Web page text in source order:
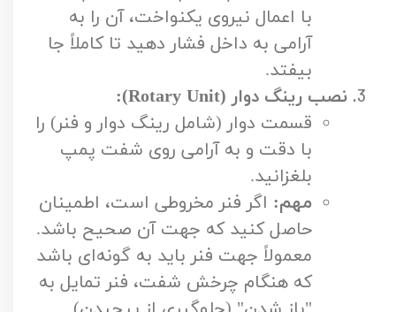
با اعمال نیروی یکنواخت، آن را به
آرامی به داخل فشار دهید تا کاملاً جا
بیفتد.
نصب رینگ دوار (Rotary Unit):
قسمت دوار (شامل رینگ دوار و فنر) را
با دقت و به آرامی روی شفت پمپ
بلغزانید.
مهم: اگر فنر مخروطی است، اطمینان
حاصل کنید که جهت آن صحیح باشد.
معمولاً جهت فنر باید به گونه‌ای باشد
که هنگام چرخش شفت، فنر تمایل به